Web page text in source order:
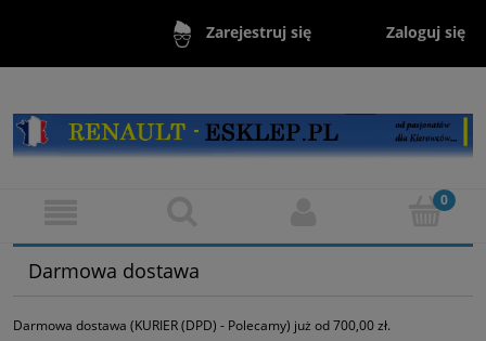
Zarejestruj się Zaloguj się
Darmowa dostawa
Darmowa dostawa (KURIER (DPD) - Polecamy) już od 700,00 zł.